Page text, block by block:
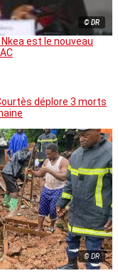
© DR
est le nouveau
déplore 3 morts
© DR